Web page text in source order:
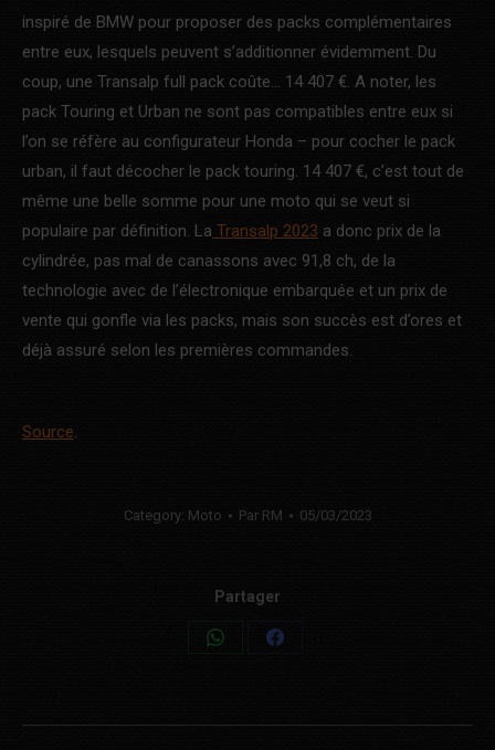
inspiré de BMW pour proposer des packs complémentaires
entre eux, lesquels peuvent s’additionner évidemment. Du
coup, une Transalp full pack coûte… 14 407 €. A noter, les
pack Touring et Urban ne sont pas compatibles entre eux si
l’on se réfère au configurateur Honda – pour cocher le pack
urban, il faut décocher le pack touring. 14 407 €, c’est tout de
même une belle somme pour une moto qui se veut si
populaire par définition. La Transalp 2023 a donc prix de la
cylindrée, pas mal de canassons avec 91,8 ch, de la
technologie avec de l’électronique embarquée et un prix de
vente qui gonfle via les packs, mais son succès est d’ores et
déjà assuré selon les premières commandes.
Source.
Category: Moto Par RM 05/03/2023
Partager
Share
Share